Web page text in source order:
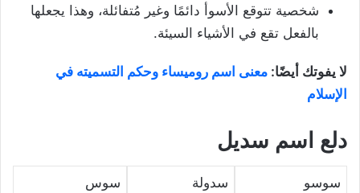
شخصية تتوقع الأسوأ دائمًا وغير مُتفائلة، وهذا يجعلها
بالفعل تقع في الأشياء السيئة.
لا يفوتك أيضًا: معنى اسم روميساء وحكم التسميته في
الإسلام
دلع اسم سديل
سوسو سدولة سوس